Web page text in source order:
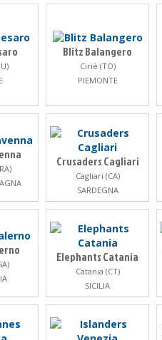
Blitz Balangero
Ciriè (TO)
PIEMONTE
Crusaders Cagliari
Cagliari (CA)
SARDEGNA
Elephants Catania
Catania (CT)
SICILIA